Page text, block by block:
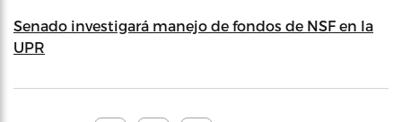
Senado investigará manejo de fondos de NSF en la
UPR